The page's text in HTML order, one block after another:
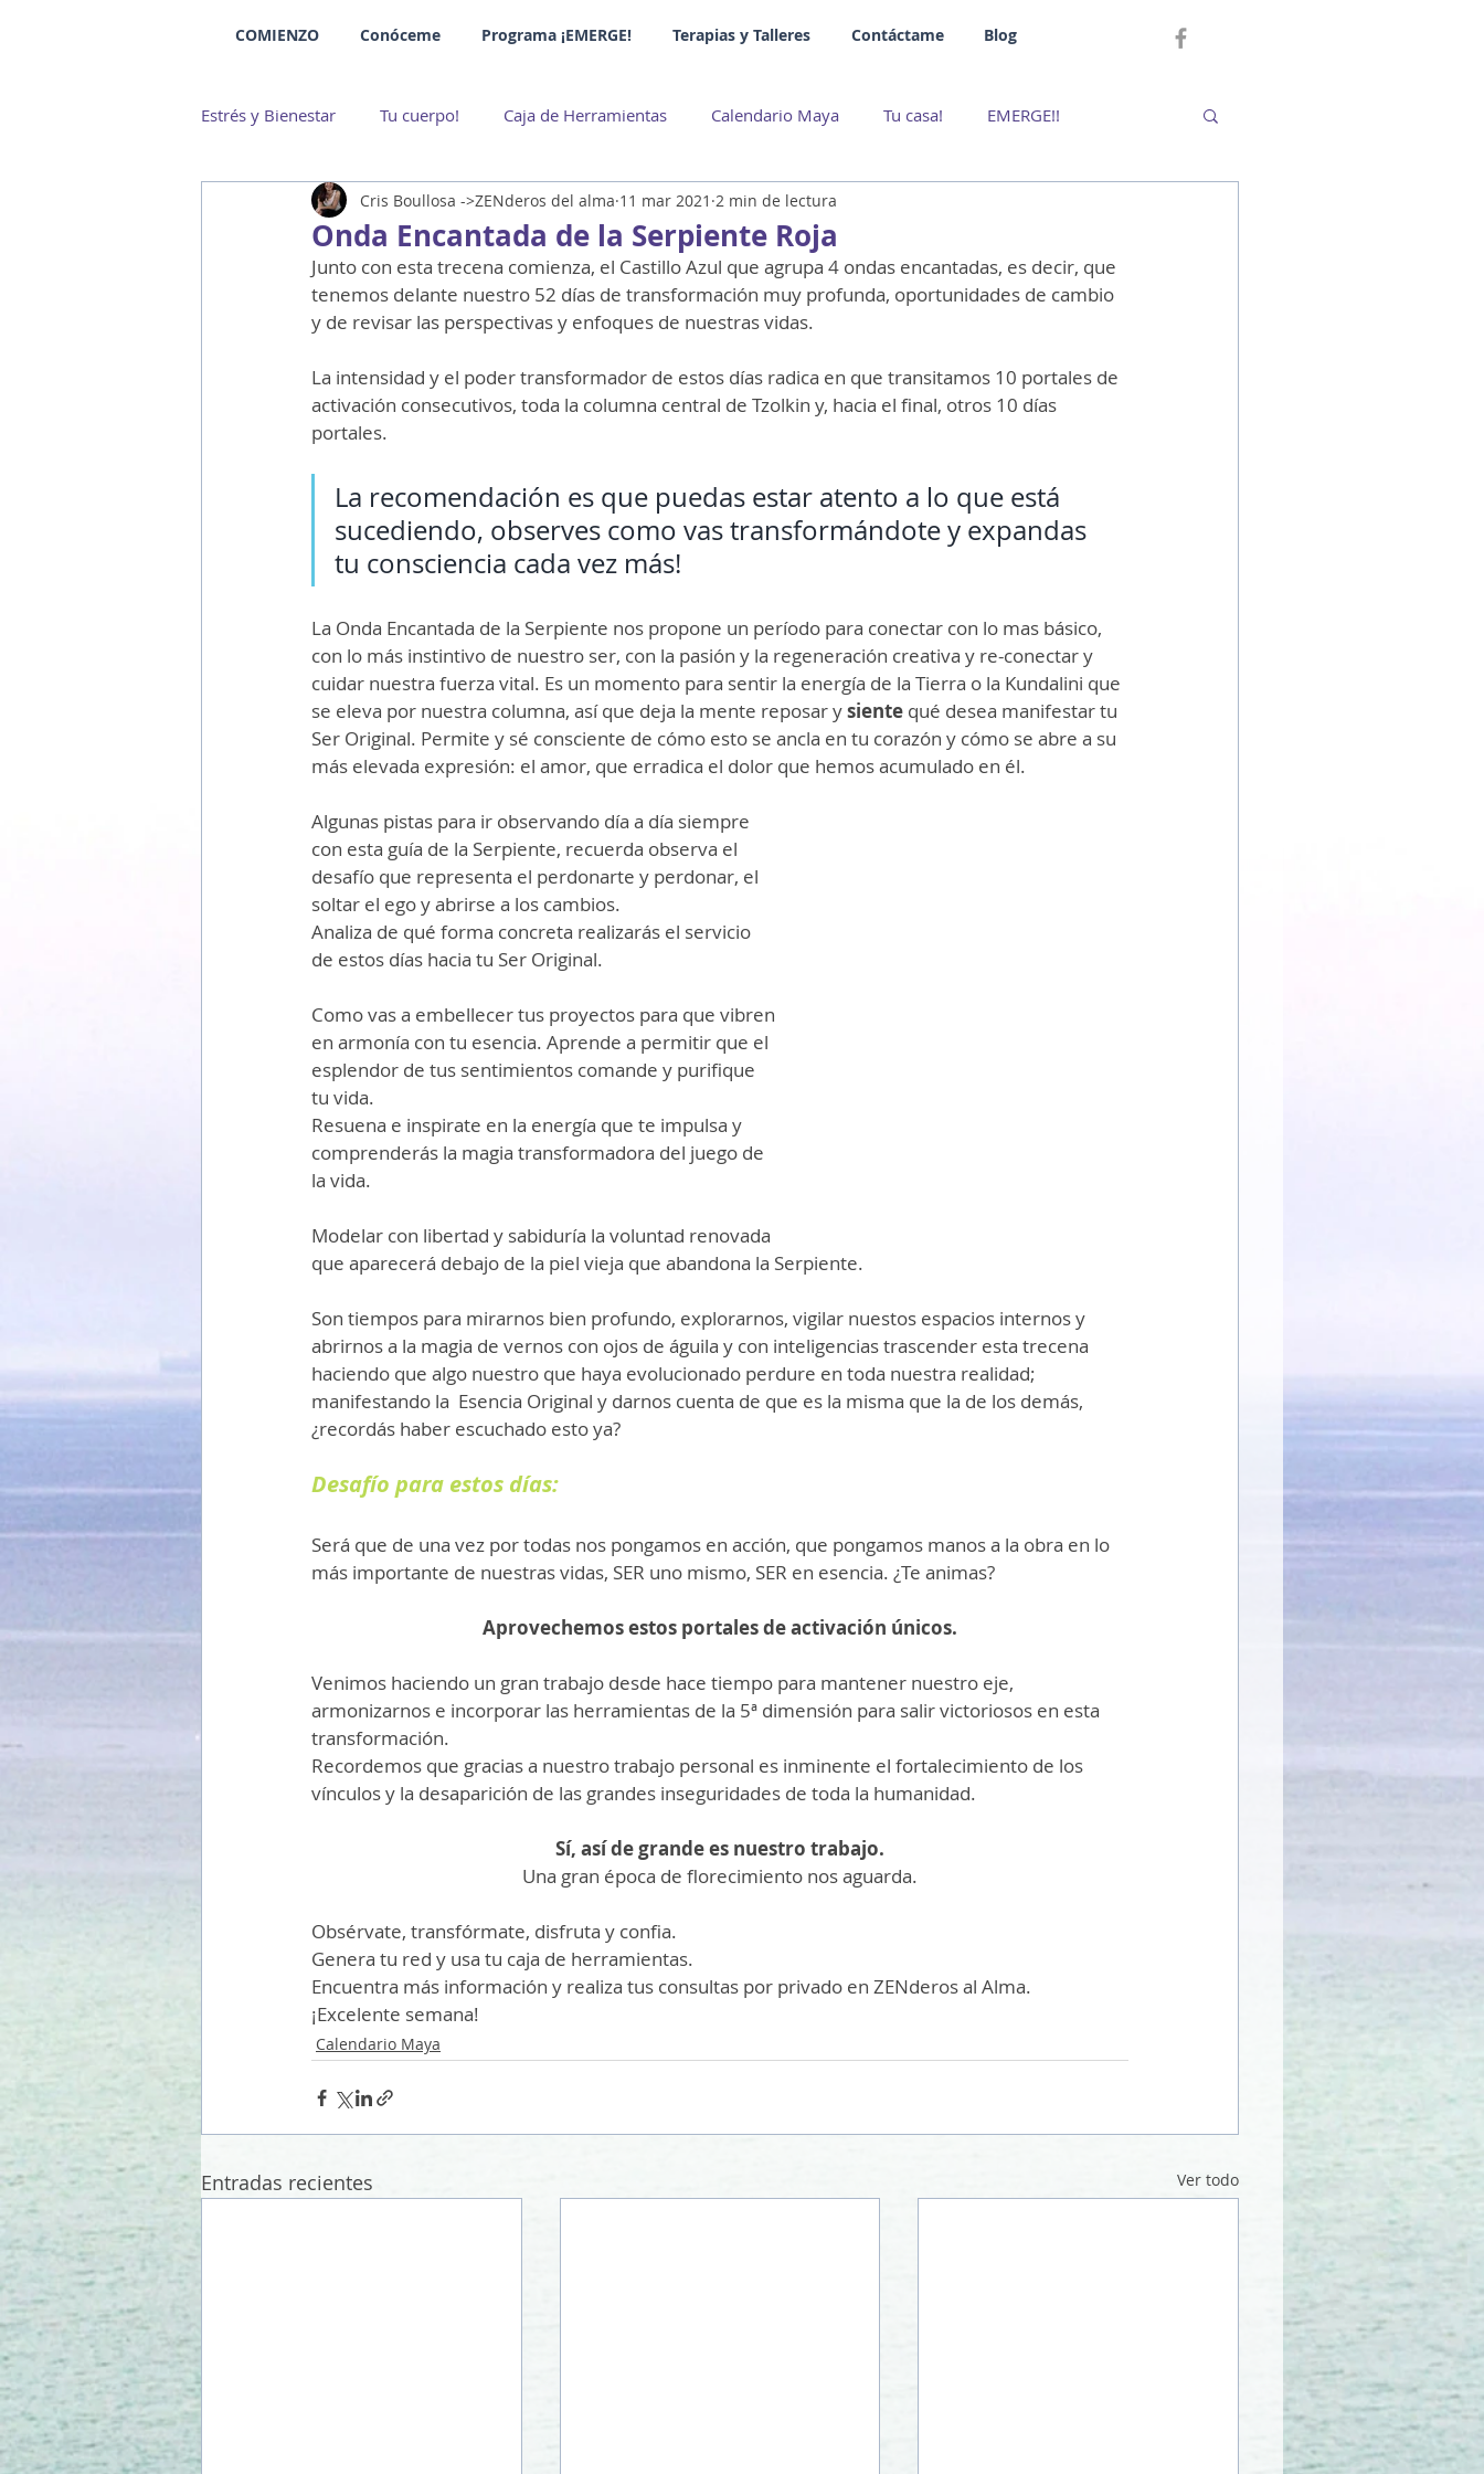
Estrés y Bienestar Tu cuerpo! Caja de Herramientas Calendario Maya Tu casa! EMERGE!!
Onda Encantada de la Serpiente Roja
Cris Boullosa ->ZENderos del alma 11 mar 2021 2 min de lectura
Junto con esta trecena comienza, el Castillo Azul que agrupa 4 ondas encantadas, es decir, que
tenemos delante nuestro 52 días de transformación muy profunda, oportunidades de cambio
y de revisar las perspectivas y enfoques de nuestras vidas.
La intensidad y el poder transformador de estos días radica en que transitamos 10 portales de
activación consecutivos, toda la columna central de Tzolkin y, hacia el final, otros 10 días
portales.
La recomendación es que puedas estar atento a lo que está
sucediendo, observes como vas transformándote y expandas
tu consciencia cada vez más!
La Onda Encantada de la Serpiente nos propone un período para conectar con lo mas básico,
con lo más instintivo de nuestro ser, con la pasión y la regeneración creativa y re-conectar y
cuidar nuestra fuerza vital. Es un momento para sentir la energía de la Tierra o la Kundalini que
se eleva por nuestra columna, así que deja la mente reposar y siente qué desea manifestar tu
Ser Original. Permite y sé consciente de cómo esto se ancla en tu corazón y cómo se abre a su
más elevada expresión: el amor, que erradica el dolor que hemos acumulado en él.
Algunas pistas para ir observando día a día siempre
con esta guía de la Serpiente, recuerda observa el
desafío que representa el perdonarte y perdonar, el
soltar el ego y abrirse a los cambios.
Analiza de qué forma concreta realizarás el servicio
de estos días hacia tu Ser Original.
Como vas a embellecer tus proyectos para que vibren
en armonía con tu esencia. Aprende a permitir que el
esplendor de tus sentimientos comande y purifique
tu vida.
Resuena e inspirate en la energía que te impulsa y
comprenderás la magia transformadora del juego de
la vida.
Modelar con libertad y sabiduría la voluntad renovada
que aparecerá debajo de la piel vieja que abandona la Serpiente.
Son tiempos para mirarnos bien profundo, explorarnos, vigilar nuestos espacios internos y
abrirnos a la magia de vernos con ojos de águila y con inteligencias trascender esta trecena
haciendo que algo nuestro que haya evolucionado perdure en toda nuestra realidad;
manifestando la  Esencia Original y darnos cuenta de que es la misma que la de los demás,
¿recordás haber escuchado esto ya?
Desafío para estos días:
Será que de una vez por todas nos pongamos en acción, que pongamos manos a la obra en lo
más importante de nuestras vidas, SER uno mismo, SER en esencia. ¿Te animas?
Aprovechemos estos portales de activación únicos.
Venimos haciendo un gran trabajo desde hace tiempo para mantener nuestro eje,
armonizarnos e incorporar las herramientas de la 5ª dimensión para salir victoriosos en esta
transformación.
Recordemos que gracias a nuestro trabajo personal es inminente el fortalecimiento de los
vínculos y la desaparición de las grandes inseguridades de toda la humanidad.
Sí, así de grande es nuestro trabajo.
Una gran época de florecimiento nos aguarda.
Obsérvate, transfórmate, disfruta y confia.
Genera tu red y usa tu caja de herramientas.
Encuentra más información y realiza tus consultas por privado en ZENderos al Alma.
¡Excelente semana!
Calendario Maya
Entradas recientes Ver todo
COMIENZO Conóceme Programa ¡EMERGE! Terapias y Talleres Contáctame Blog